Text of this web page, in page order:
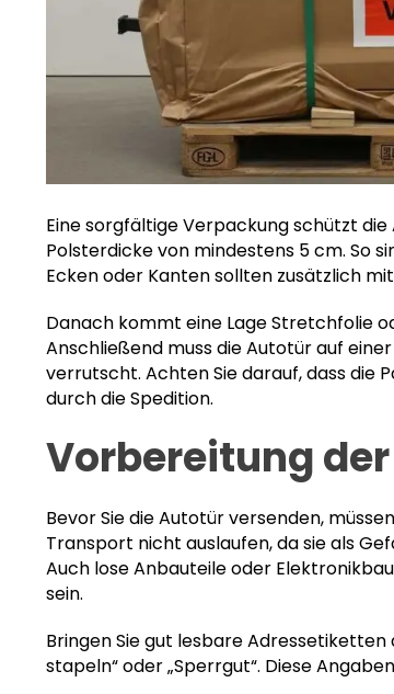
Eine sorgfältige Verpackung schützt die
Polsterdicke von mindestens 5 cm. So
Ecken oder Kanten sollten zusätzlich
Danach kommt eine Lage Stretchfolie
Anschließend muss die Autotür auf
verrutscht. Achten Sie darauf, dass die
durch die Spedition.
Vorbereitung
Bevor Sie die Autotür versenden,
Transport nicht auslaufen, da sie als
Auch lose Anbauteile oder
sein.
Bringen Sie gut lesbare Adressetiketten
stapeln“ oder „Sperrgut“. Diese